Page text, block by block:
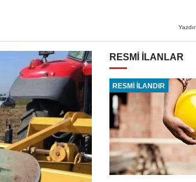
Yazdır
RESMİ İLANLAR
RESMİ İLANDIR